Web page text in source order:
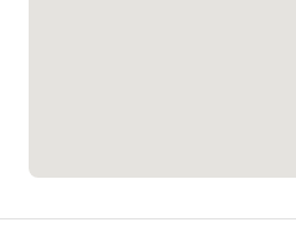
১৬৫৭৫
ই-জিপি ইমার্জেন্সি হটলাইন